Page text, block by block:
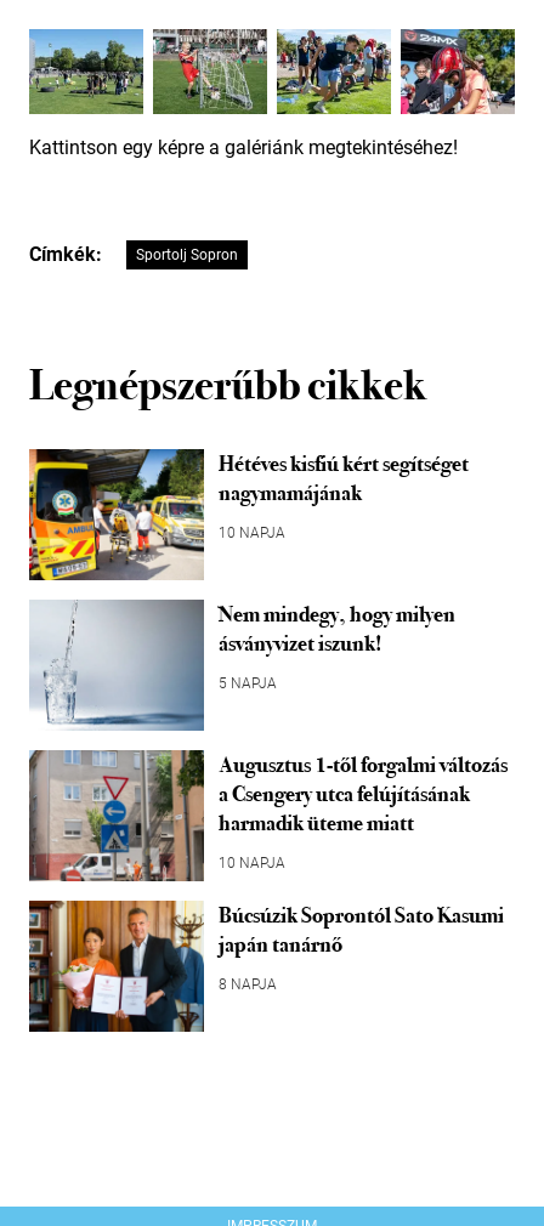
Kattintson egy képre a galériánk megtekintéséhez!
Címkék: Sportolj Sopron
Legnépszerűbb cikkek
Hétéves kisfiú kért segítséget
nagymamájának
10 NAPJA
Nem mindegy, hogy milyen
ásványvizet iszunk!
5 NAPJA
Augusztus 1-től forgalmi változás
a Csengery utca felújításának
harmadik üteme miatt
10 NAPJA
Búcsúzik Soprontól Sato Kasumi
japán tanárnő
8 NAPJA